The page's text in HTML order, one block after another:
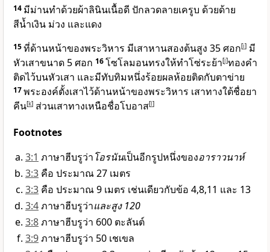
14 มีม่านทำด้วยผ้าลินินเนื้อดี ปักลวดลายเครูบ ด้วยด้าย
สีน้ำเงิน ม่วง และแดง
15ที่ด้านหน้าของพระวิหาร มีเสาหานสองต้นสูง 35 ศอก[i] มี
หัวเสาขนาด 5 ศอก 16โซโลมอนทรงให้ทำโซ่ระย้า[j]ทองคำ
ติดไว้บนหัวเสา และมีทับทิมหนึ่งร้อยผลห้อยติดกับตาข่าย
17พระองค์ตั้งเสาไว้ด้านหน้าของพระวิหาร เสาทางใต้ชื่อยา
คีน[k] ส่วนเสาทางเหนือชื่อโบอาส[l]
Footnotes
3:1 ภาษาฮีบรูว่าโอรนันเป็นอีกรูปหนึ่งของอาราวนาห์
3:3 คือ ประมาณ 27 เมตร
3:3 คือ ประมาณ 9 เมตร เช่นเดียวกับข้อ 4,8,11 และ 13
3:4ภาษาฮีบรูว่าและสูง 120
3:8ภาษาฮีบรูว่า 600 ตะลันต์
3:9ภาษาฮีบรูว่า 50 เชเขล